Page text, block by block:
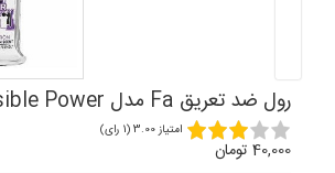
رول ضد تعریق Fa مدل Invisible Power
امتیاز 3.00 (1 رای)
40,000 تومان